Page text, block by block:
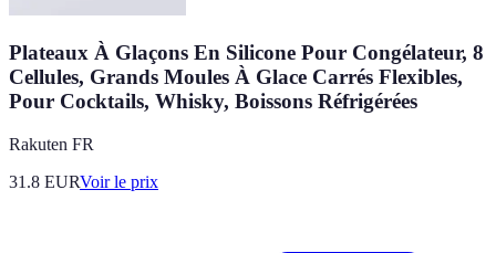
Plateaux À Glaçons En Silicone Pour Congélateur, 8
Cellules, Grands Moules À Glace Carrés Flexibles,
Pour Cocktails, Whisky, Boissons Réfrigérées
Rakuten FR
31.8 EURVoir le prix